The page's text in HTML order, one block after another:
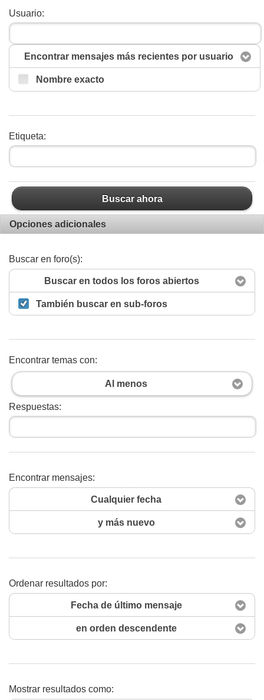
Usuario:
Encontrar mensajes más recientes por usuario
Nombre exacto
Etiqueta:
Buscar ahora
Opciones adicionales
Buscar en foro(s):
Buscar en todos los foros abiertos
También buscar en sub-foros
Encontrar temas con:
Al menos
Respuestas:
Encontrar mensajes:
Cualquier fecha
y más nuevo
Ordenar resultados por:
Fecha de último mensaje
en orden descendente
Mostrar resultados como: